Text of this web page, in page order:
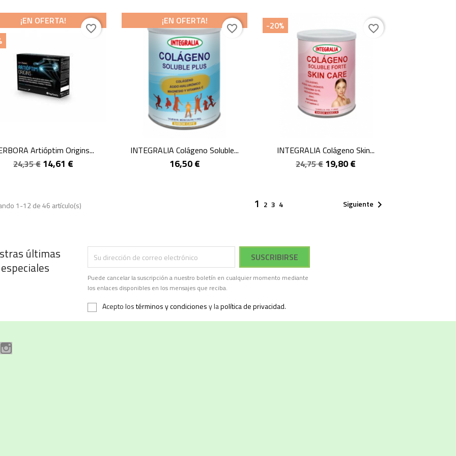
 Vista rápida
Artióptim Origins...
24,35 €14,61 €
¡EN OFERTA!
favorite_border
Vista rápida
INTEGRALIA Colágeno Soluble...
16,50 €
¡EN OFERTA!
favorite_border
Vista rápida
INTEGRALIA Colágeno Skin...
24,75 €19,80 €
-20% favorite_border
1-12 de 46 artículo(s) 1 23 4 Siguiente 
últimas
Puede cancelar la suscripción a nuestro boletín en cualquier momento mediante
los enlaces disponibles en los mensajes que reciba.
Acepto lostérminos y condicionesy lapolítica de privacidad.